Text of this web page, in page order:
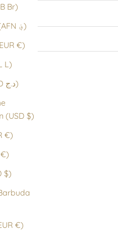
Äthiopien (ETB Br)
Afghanistan (AFN ؋)
Ålandinseln (EUR €)
Albanien (ALL L)
Algerien (DZD د.ج)
Überseeinseln (USD $)
Andorra (EUR €)
Angola (EUR €)
Anguilla (XCD $)
Argentinien (EUR €)